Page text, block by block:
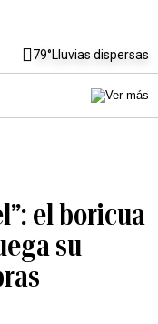
79°Lluvias dispersas
el boricua
su